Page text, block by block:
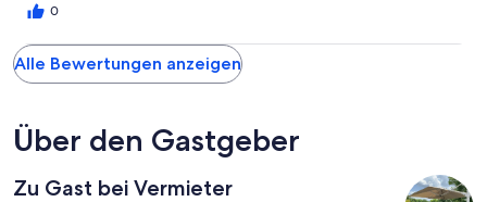
0
Alle Bewertungen anzeigen
Über den Gastgeber
Zu Gast bei Vermieter